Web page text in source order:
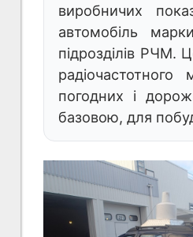
виробничих
автомобіль
підрозділів РЧМ.
погодних і
базовою, для